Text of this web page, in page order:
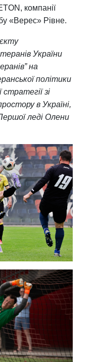
компанії
«Верес» Рівне.
України
на
політики
стратегії зі
в Україні,
леді Олени